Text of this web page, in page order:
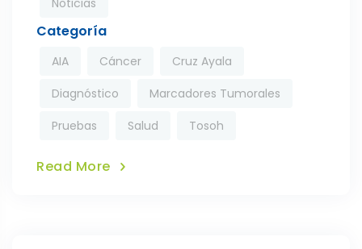
Noticias
Categoría
AIA Cáncer
Cruz Ayala
Diagnóstico
Marcadores Tumorales
Pruebas
Salud Tosoh
Read More